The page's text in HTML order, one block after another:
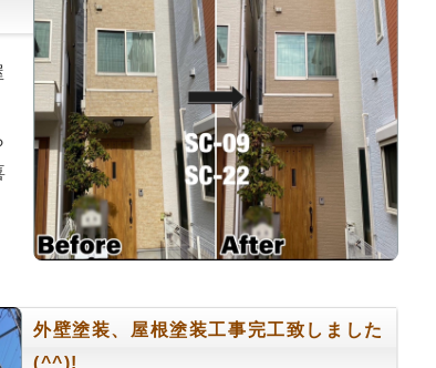
外壁塗装、屋根塗装工事完工致しました
(^^)!